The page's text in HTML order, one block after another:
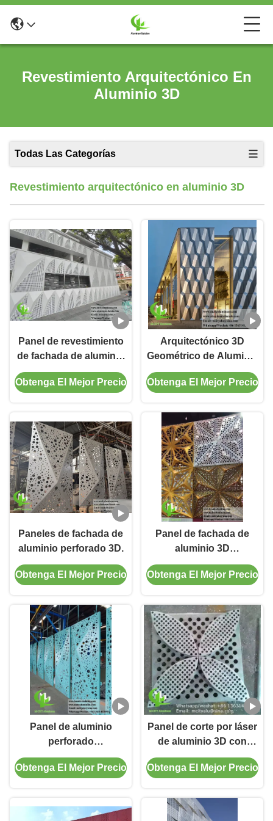
Revestimiento Arquitectónico En
Aluminio 3D
Todas Las Categorías
Revestimiento arquitectónico en aluminio 3D
Panel de revestimiento
de fachada de aluminio
sólido perforado
tridimensional
Obtenga El Mejor Precio
Arquitectónico 3D
Geométrico de Aluminio
de fachada de
revestimiento de los
Fabricante de
revestimiento de pared
de metal sólido
Obtenga El Mejor Precio
Paneles de fachada de
aluminio perforado 3D.
Obtenga El Mejor Precio
Panel de fachada de
aluminio 3D
personalizado con
opciones de color RAL
corte CNC para
exteriores de edificios
Obtenga El Mejor Precio
Panel de aluminio
perforado
personalizado con
forma 3D para fachada
polvo
Obtenga El Mejor Precio
Panel de corte por láser
de aluminio 3D con
patrón de pavo real
para decoración de
aluminio perforado
recubierta en polvo de
Obtenga El Mejor Precio